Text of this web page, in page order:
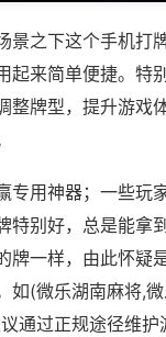
景之下这个手机打
起来简单便捷。特
整牌型，提升游戏
专用神器；一些玩
特别好，总是能拿
牌一样，由此怀疑
如(微乐湖南麻将,
通过正规途径维护